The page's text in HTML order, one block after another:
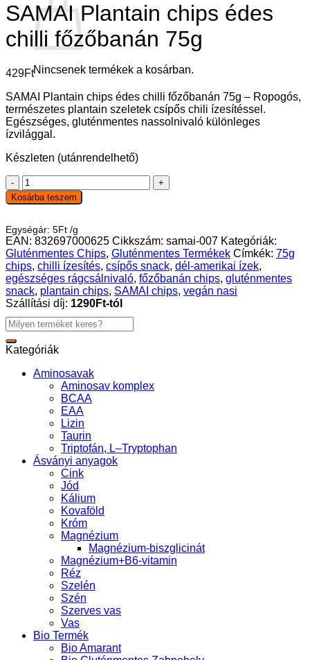
Nincsenek termékek a kosárban.
SAMAI Plantain chips édes
chilli főzőbanán 75g
429Ft
SAMAI Plantain chips édes chilli főzőbanán 75g – Ropogós,
természetes plantain szeletek csípős chili ízesítéssel.
Egészséges, gluténmentes nassolnivaló különleges
ízvilággal.
Készleten (utánrendelhető)
SAMAI
Plantain
chips
chilli
főzőbanán
75g
mennyiség
Kosárba teszem
Egységár: 5Ft /g
EAN: 832697000625 Cikkszám: samai-007 Kategóriák:
Gluténmentes Chips, Gluténmentes Termékek Címkék: 75g
chips, chilli ízesítés, csípős snack, dél-amerikai ízek,
egészséges rágcsálnivaló, főzőbanán chips, gluténmentes
snack, plantain chips, SAMAI chips, vegán nasi
Szállítási díj: 1290Ft-tól
Keresés
a
következőre:
Kategóriák
Aminosavak
Aminosav komplex
BCAA
EAA
Lizin
Taurin
Triptofán, L–Tryptophan
Ásványi anyagok
Cink
Jód
Kálium
Kovaföld
Króm
Magnézium
Magnézium-biszglicinát
Magnézium+B6-vitamin
Réz
Szelén
Szén
Szerves vas
Vas
Bio Termék
Bio Amarant